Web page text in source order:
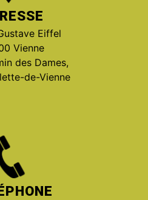
Eiffel
Vienne
des Dames,
de-Vienne